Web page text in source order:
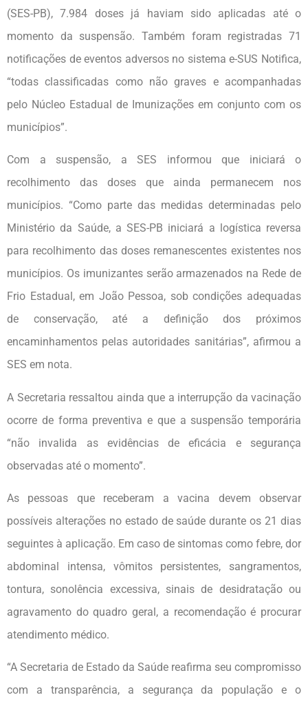
(SES-PB), 7.984 doses já haviam sido aplicadas até o
momento da suspensão. Também foram registradas 71
notificações de eventos adversos no sistema e-SUS Notifica,
“todas classificadas como não graves e acompanhadas
pelo Núcleo Estadual de Imunizações em conjunto com os
municípios”.
Com a suspensão, a SES informou que iniciará o
recolhimento das doses que ainda permanecem nos
municípios. “Como parte das medidas determinadas pelo
Ministério da Saúde, a SES-PB iniciará a logística reversa
para recolhimento das doses remanescentes existentes nos
municípios. Os imunizantes serão armazenados na Rede de
Frio Estadual, em João Pessoa, sob condições adequadas
de conservação, até a definição dos próximos
encaminhamentos pelas autoridades sanitárias”, afirmou a
SES em nota.
A Secretaria ressaltou ainda que a interrupção da vacinação
ocorre de forma preventiva e que a suspensão temporária
“não invalida as evidências de eficácia e segurança
observadas até o momento”.
As pessoas que receberam a vacina devem observar
possíveis alterações no estado de saúde durante os 21 dias
seguintes à aplicação. Em caso de sintomas como febre, dor
abdominal intensa, vômitos persistentes, sangramentos,
tontura, sonolência excessiva, sinais de desidratação ou
agravamento do quadro geral, a recomendação é procurar
atendimento médico.
“A Secretaria de Estado da Saúde reafirma seu compromisso
com a transparência, a segurança da população e o